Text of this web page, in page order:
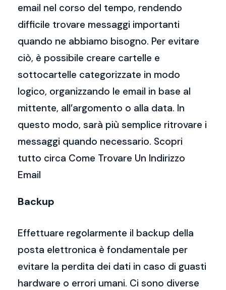
email nel corso del tempo, rendendo
difficile trovare messaggi importanti
quando ne abbiamo bisogno. Per evitare
ciò, è possibile creare cartelle e
sottocartelle categorizzate in modo
logico, organizzando le email in base al
mittente, all’argomento o alla data. In
questo modo, sarà più semplice ritrovare i
messaggi quando necessario. Scopri
tutto circa Come Trovare Un Indirizzo
Email
Backup
Effettuare regolarmente il backup della
posta elettronica è fondamentale per
evitare la perdita dei dati in caso di guasti
hardware o errori umani. Ci sono diverse